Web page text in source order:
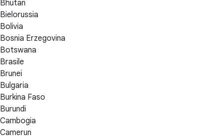
Bhutan
Bielorussia
Bolivia
Bosnia Erzegovina
Botswana
Brasile
Brunei
Bulgaria
Burkina Faso
Burundi
Cambogia
Camerun